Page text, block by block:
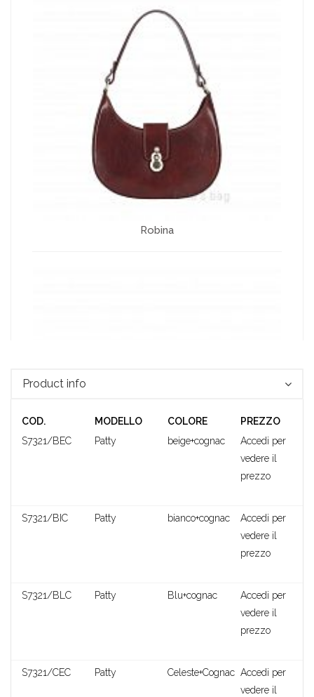
Robina
Product info
COD. MODELLO COLORE
PREZZO
S7321/BEC
Patty beige+cognac
Accedi per
vedere il
prezzo
S7321/BIC Patty bianco+cognac
Accedi per
vedere il
prezzo
S7321/BLC Patty Blu+cognac
Accedi per
vedere il
prezzo
S7321/CEC Patty Celeste+Cognac Accedi per
vedere il